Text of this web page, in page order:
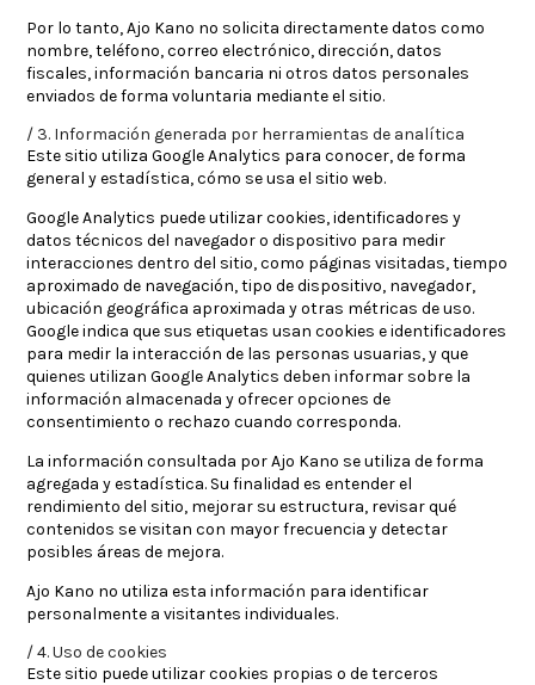
Por lo tanto, Ajo Kano no solicita directamente datos como
nombre, teléfono, correo electrónico, dirección, datos
fiscales, información bancaria ni otros datos personales
enviados de forma voluntaria mediante el sitio.
3. Información generada por herramientas de analítica
Este sitio utilizaGoogle Analytics para conocer, de forma
general y estadística, cómo se usa el sitio web.
Google Analytics puede utilizar cookies, identificadores y
datos técnicos del navegador o dispositivo para medir
interacciones dentro del sitio, como páginas visitadas, tiempo
aproximado de navegación, tipo de dispositivo, navegador,
ubicación geográfica aproximada y otras métricas de uso.
Google indica que sus etiquetas usan cookies e identificadores
para medir la interacción de las personas usuarias, y que
quienes utilizan Google Analytics deben informar sobre la
información almacenada y ofrecer opciones de
consentimiento o rechazo cuando corresponda.
La información consultada por Ajo Kano se utiliza de forma
agregada y estadística. Su finalidad es entender el
rendimiento del sitio, mejorar su estructura, revisar qué
contenidos se visitan con mayor frecuencia y detectar
posibles áreas de mejora.
Ajo Kano no utiliza esta información para identificar
personalmente a visitantes individuales.
4. Uso de cookies
Este sitio puede utilizar cookies propias o de terceros